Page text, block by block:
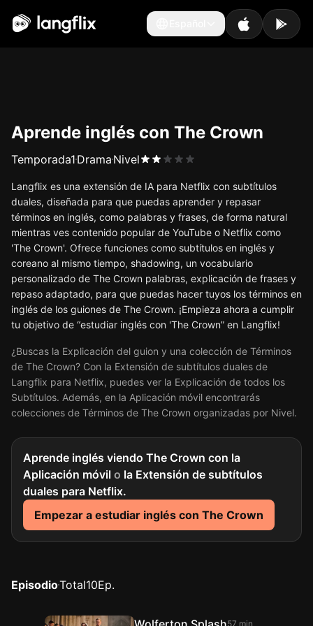
Español
Aprende inglés con The Crown
Temporada1 Drama Nivel
Langflix es una extensión de IA para Netflix con subtítulos
duales, diseñada para que puedas aprender y repasar
términos en inglés, como palabras y frases, de forma natural
mientras ves contenido popular de YouTube o Netflix como
'The Crown'. Ofrece funciones como subtítulos en inglés y
coreano al mismo tiempo, shadowing, un vocabulario
personalizado de The Crown palabras, explicación de frases y
repaso adaptado, para que puedas hacer tuyos los términos en
inglés de los guiones de The Crown. ¡Empieza ahora a cumplir
tu objetivo de “estudiar inglés con 'The Crown” en Langflix!
¿Buscas la Explicación del guion y una colección de Términos
de The Crown? Con la Extensión de subtítulos duales de
Langflix para Netflix, puedes ver la Explicación de todos los
Subtítulos. Además, en la Aplicación móvil encontrarás
colecciones de Términos de The Crown organizadas por Nivel.
Aprende inglés viendo The Crown con la
Aplicación móvil o la Extensión de subtítulos
duales para Netflix.
Empezar a estudiar inglés con The Crown
EpisodioTotal10Ep.
57 min